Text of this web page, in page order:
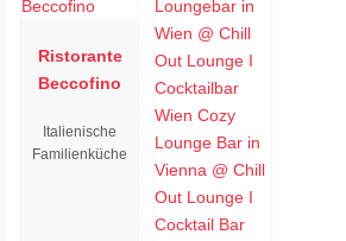
Ristorante
Beccofino
Italienische
Familienküche